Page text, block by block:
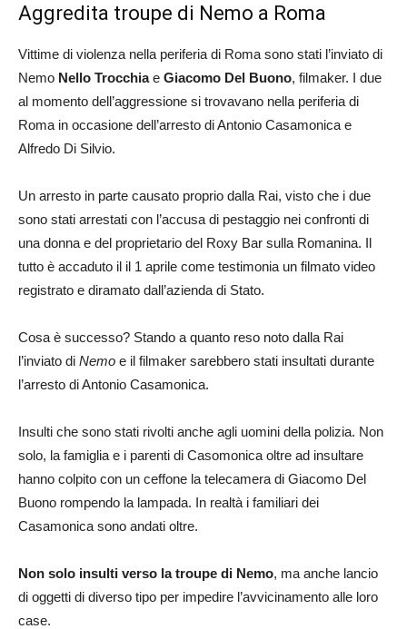
Aggredita troupe di Nemo a Roma
Vittime di violenza nella periferia di Roma sono stati l’inviato di
Nemo Nello Trocchiae Giacomo Del Buono, filmaker. I due
al momento dell’aggressione si trovavano nella periferia di
Roma in occasione dell’arresto di Antonio Casamonica e
Alfredo Di Silvio.
Un arresto in parte causato proprio dalla Rai, visto che i due
sono stati arrestati con l’accusa di pestaggio nei confronti di
una donna e del proprietario del Roxy Bar sulla Romanina. Il
tutto è accaduto il il 1 aprile come testimonia un filmato video
registrato e diramato dall’azienda di Stato.
Cosa è successo? Stando a quanto reso noto dalla Rai
l’inviato di Nemo e il filmaker sarebbero stati insultati durante
l’arresto di Antonio Casamonica.
Insulti che sono stati rivolti anche agli uomini della polizia. Non
solo, la famiglia e i parenti di Casomonica oltre ad insultare
hanno colpito con un ceffone la telecamera di Giacomo Del
Buono rompendo la lampada. In realtà i familiari dei
Casamonica sono andati oltre.
Non solo insulti verso la troupe di Nemo, ma anche lancio
di oggetti di diverso tipo per impedire l’avvicinamento alle loro
case.